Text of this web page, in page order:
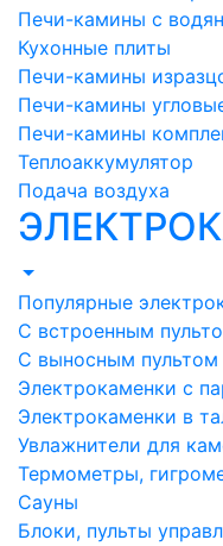
Печи-камины с
Кухонные плиты
Печи-камины
Печи-камины
Печи-камины
Теплоаккумулятор
Подача воздуха
Популярные
С встроенным
С выносным пультом
Электрокаменки с
Электрокаменки в
Увлажнители для
Термометры,
Сауны
Блоки, пульты